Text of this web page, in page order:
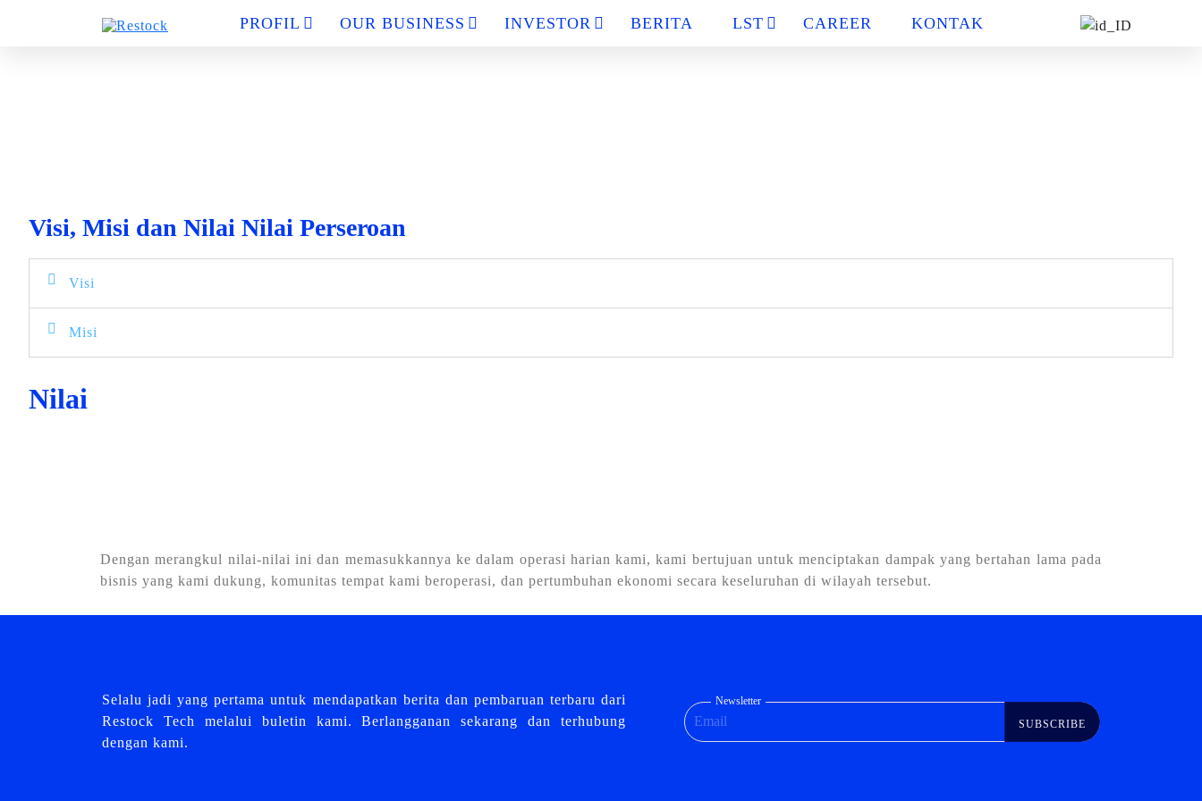
PROFIL OUR BUSINESS INVESTOR BERITA LST CAREER KONTAK
Visi, Misi dan Nilai Nilai Perseroan
Visi
Misi
Nilai
Dengan merangkul nilai-nilai ini dan memasukkannya ke dalam operasi harian kami, kami bertujuan untuk menciptakan dampak yang bertahan lama pada
bisnis yang kami dukung, komunitas tempat kami beroperasi, dan pertumbuhan ekonomi secara keseluruhan di wilayah tersebut.
Selalu jadi yang pertama untuk mendapatkan berita dan pembaruan terbaru dari
Restock Tech melalui buletin kami. Berlangganan sekarang dan terhubung
dengan kami.
Newsletter
SUBSCRIBE